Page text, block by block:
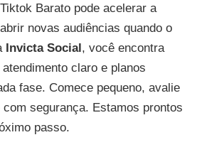
Barato pode acelerar a
novas audiências quando o
Invicta Social, você encontra
claro e planos
fase. Comece pequeno, avalie
segurança. Estamos prontos
passo.